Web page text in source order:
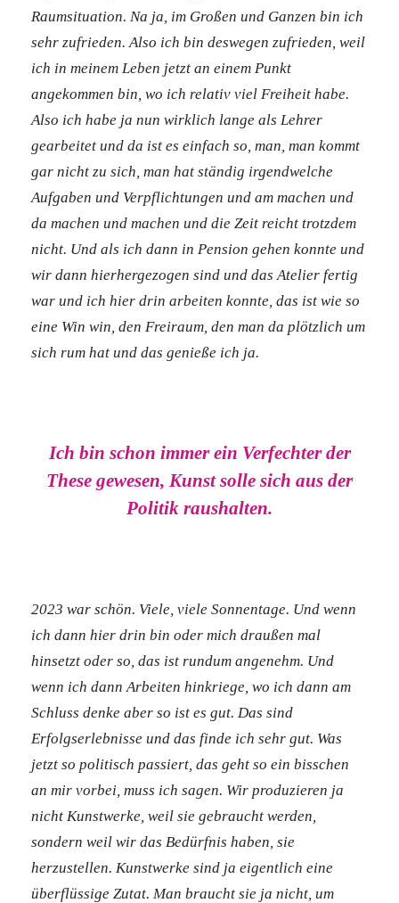
Raumsituation. Na ja, im Großen und Ganzen bin ich
sehr zufrieden. Also ich bin deswegen zufrieden, weil
ich in meinem Leben jetzt an einem Punkt
angekommen bin, wo ich relativ viel Freiheit habe.
Also ich habe ja nun wirklich lange als Lehrer
gearbeitet und da ist es einfach so, man, man kommt
gar nicht zu sich, man hat ständig irgendwelche
Aufgaben und Verpflichtungen und am machen und
da machen und machen und die Zeit reicht trotzdem
nicht. Und als ich dann in Pension gehen konnte und
wir dann hierhergezogen sind und das Atelier fertig
war und ich hier drin arbeiten konnte, das ist wie so
eine Win win, den Freiraum, den man da plötzlich um
sich rum hat und das genieße ich ja.
Ich bin schon immer ein Verfechter der
These gewesen, Kunst solle sich aus der
Politik raushalten.
2023 war schön. Viele, viele Sonnentage. Und wenn
ich dann hier drin bin oder mich draußen mal
hinsetzt oder so, das ist rundum angenehm. Und
wenn ich dann Arbeiten hinkriege, wo ich dann am
Schluss denke aber so ist es gut. Das sind
Erfolgserlebnisse und das finde ich sehr gut. Was
jetzt so politisch passiert, das geht so ein bisschen
an mir vorbei, muss ich sagen. Wir produzieren ja
nicht Kunstwerke, weil sie gebraucht werden,
sondern weil wir das Bedürfnis haben, sie
herzustellen. Kunstwerke sind ja eigentlich eine
überflüssige Zutat. Man braucht sie ja nicht, um